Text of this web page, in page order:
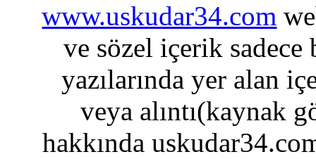
www.uskudar34.com
ve sözel içerik sadece
yazılarında yer alan
veya alıntı(kaynak
hakkında